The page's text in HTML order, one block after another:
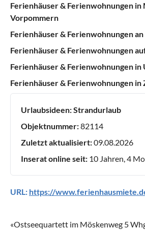
Ferienhäuser & Ferienwohnungen
Vorpommern
Ferienhäuser & Ferienwohnungen
Ferienhäuser & Ferienwohnungen
Ferienhäuser & Ferienwohnungen in
Ferienhäuser & Ferienwohnungen in
Urlaubsideen:Strandurlaub
Objektnummer:82114
Zuletzt aktualisiert:09.08.2026
Inserat online seit: 10 Jahren, 4
URL: https://
«Ostseequartett im Möskenweg 5